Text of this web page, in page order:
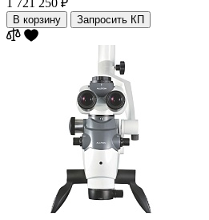
1 721 250 ₽
В корзину Запросить КП